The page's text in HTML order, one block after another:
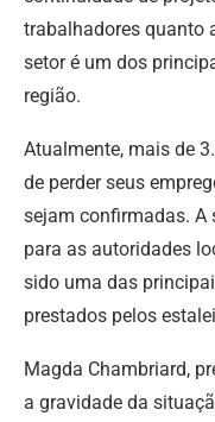
trabalhadores quanto
setor é um dos
região.
Atualmente, mais de
de perder seus
sejam confirmadas. A
para as autoridades
sido uma das
prestados pelos
Magda Chambriard,
a gravidade da